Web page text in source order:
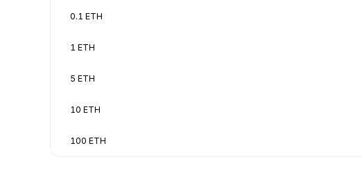
0.1 ETH
1 ETH
5 ETH
10 ETH
100 ETH